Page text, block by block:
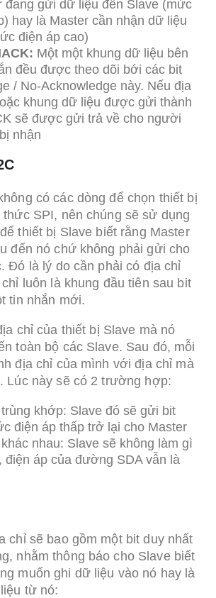
đang gửi dữ liệu đến Slave (mức
hay là Master cần nhận dữ liệu
điện áp cao)
Một một khung dữ liệu bên
đều được theo dõi bới các bit
/ No-Acknowledge này. Nếu địa
khung dữ liệu được gửi thành
sẽ được gửi trả về cho người
nhận
có các dòng để chọn thiết bị
SPI, nên chúng sẽ sử dụng
thiết bị Slave biết rằng Master
đến nó chứ không phải gửi cho
Đó là lý do cần phải có địa chỉ
luôn là khung đầu tiên sau bit
tin nhắn mới.
chỉ của thiết bị Slave mà nó
toàn bộ các Slave. Sau đó, mỗi
địa chỉ của mình với địa chỉ mà
Lúc này sẽ có 2 trường hợp:
khớp: Slave đó sẽ gửi bit
điện áp thấp trở lại cho Master
nhau: Slave sẽ không làm gì
điện áp của đường SDA vẫn là
chỉ sẽ bao gồm một bit duy nhất
nhằm thông báo cho Slave biết
muốn ghi dữ liệu vào nó hay là
từ nó: